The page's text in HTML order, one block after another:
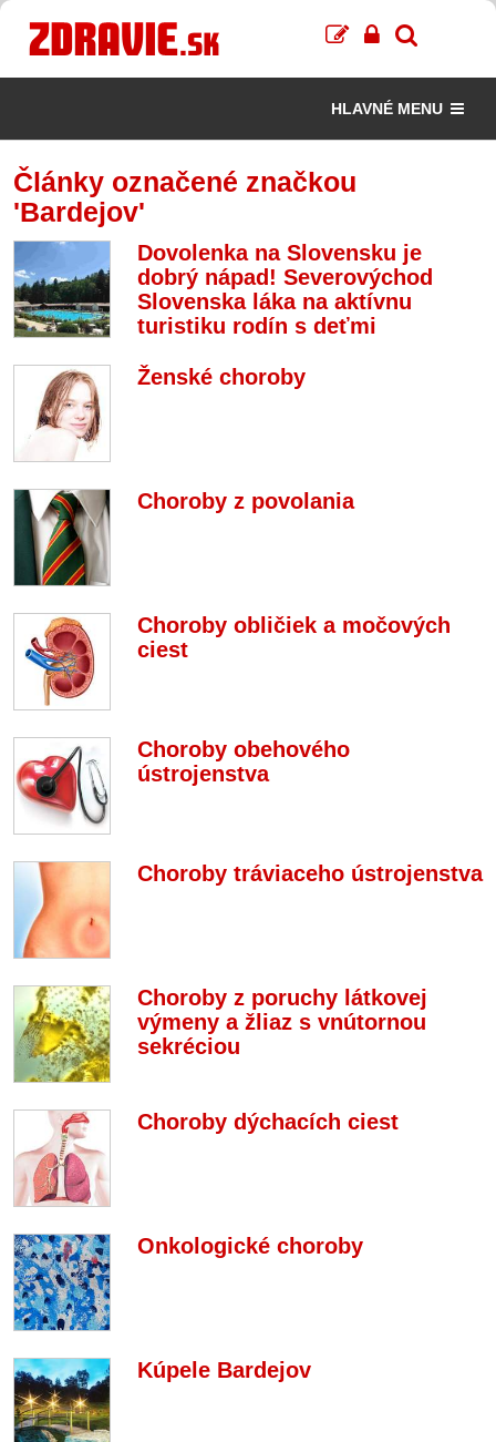
HLAVNÉ MENU
Články označené značkou
'Bardejov'
Dovolenka na Slovensku je
dobrý nápad! Severovýchod
Slovenska láka na aktívnu
turistiku rodín s deťmi
Ženské choroby
Choroby z povolania
Choroby obličiek a močových
ciest
Choroby obehového
ústrojenstva
Choroby tráviaceho ústrojenstva
Choroby z poruchy látkovej
výmeny a žliaz s vnútornou
sekréciou
Choroby dýchacích ciest
Onkologické choroby
Kúpele Bardejov